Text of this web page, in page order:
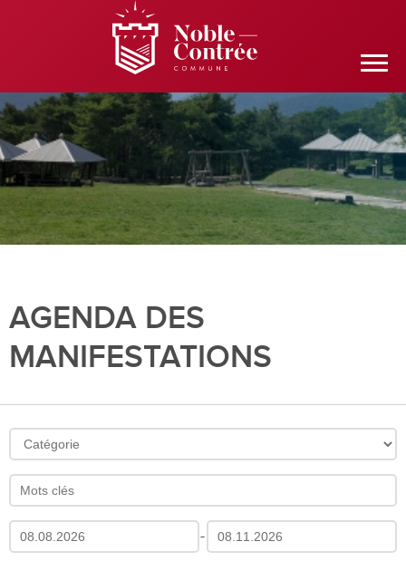
AGENDA DES
MANIFESTATIONS
-